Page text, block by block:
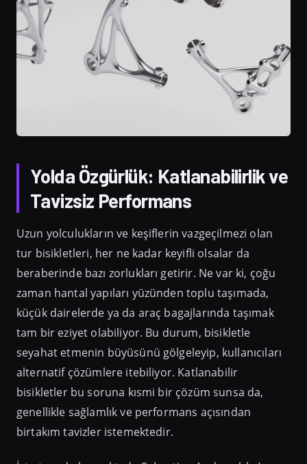
Yolda Özgürlük: Katlanabilirlik ve
Tavizsiz Performans
Uzun yolculukların ve keşiflerin vazgeçilmezi olan
tur bisikletleri, her ne kadar keyifli olsalar da
beraberinde bazı zorlukları getirir. Ne var ki, çoğu
zaman hantal yapıları yüzünden toplu taşımada,
küçük dairelerde ya da araç bagajlarında taşımak
tam bir eziyet olabiliyor. Bu durum, bisikletle
seyahat etmenin büyüsünü gölgeleyip, kullanıcıları
alternatif çözümlere itebiliyor. Katlanabilir
bisikletler bu soruna kısmi bir çözüm sunsa da,
genellikle sağlamlık ve performans açısından
birtakım tavizler istemektedir.